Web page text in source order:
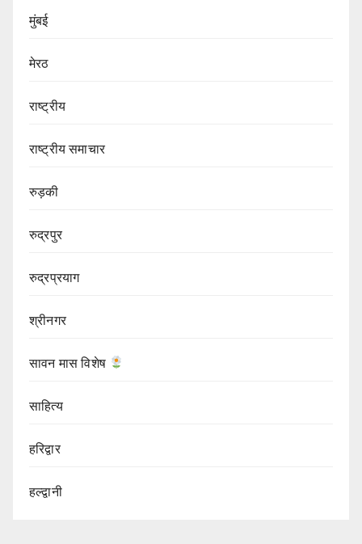
मुंबई
मेरठ
राष्ट्रीय
राष्ट्रीय समाचार
रुड़की
रुद्रपुर
रुद्रप्रयाग
श्रीनगर
सावन मास विशेष
साहित्य
हरिद्वार
हल्द्वानी